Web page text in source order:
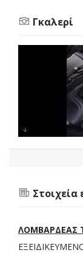
Γκαλερί
Στοιχεία
ΛΟΜΒΑΡΔΕΑΣ